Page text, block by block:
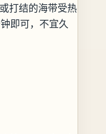
打结的海带受热
即可，不宜久